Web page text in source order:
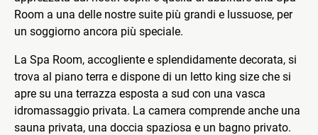
Room a una delle nostre suite più grandi e lussuose, per
un soggiorno ancora più speciale.
La Spa Room, accogliente e splendidamente decorata, si
trova al piano terra e dispone di un letto king size che si
apre su una terrazza esposta a sud con una vasca
idromassaggio privata. La camera comprende anche una
sauna privata, una doccia spaziosa e un bagno privato.